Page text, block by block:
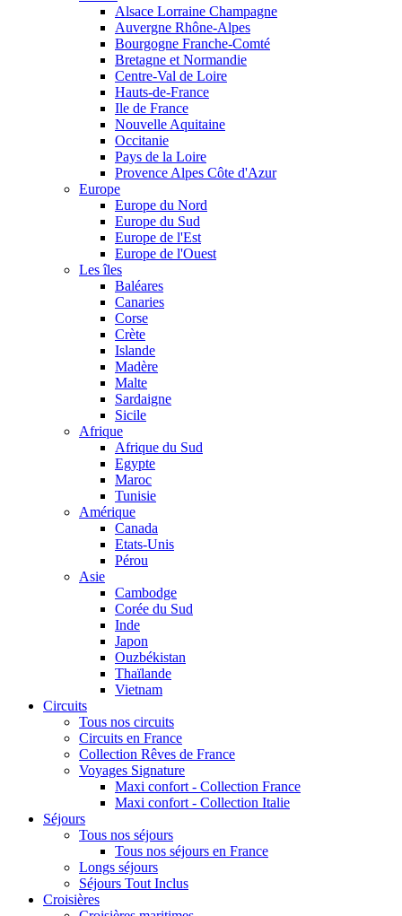
Alsace Lorraine Champagne
Auvergne Rhône-Alpes
Bourgogne Franche-Comté
Bretagne et Normandie
Centre-Val de Loire
Hauts-de-France
Ile de France
Nouvelle Aquitaine
Occitanie
Pays de la Loire
Provence Alpes Côte d'Azur
Europe
Europe du Nord
Europe du Sud
Europe de l'Est
Europe de l'Ouest
Les îles
Baléares
Canaries
Corse
Crète
Islande
Madère
Malte
Sardaigne
Sicile
Afrique
Afrique du Sud
Egypte
Maroc
Tunisie
Amérique
Canada
Etats-Unis
Pérou
Asie
Cambodge
Corée du Sud
Inde
Japon
Ouzbékistan
Thaïlande
Vietnam
Circuits
Tous nos circuits
Circuits en France
Collection Rêves de France
Voyages Signature
Maxi confort - Collection France
Maxi confort - Collection Italie
Séjours
Tous nos séjours
Tous nos séjours en France
Longs séjours
Séjours Tout Inclus
Croisières